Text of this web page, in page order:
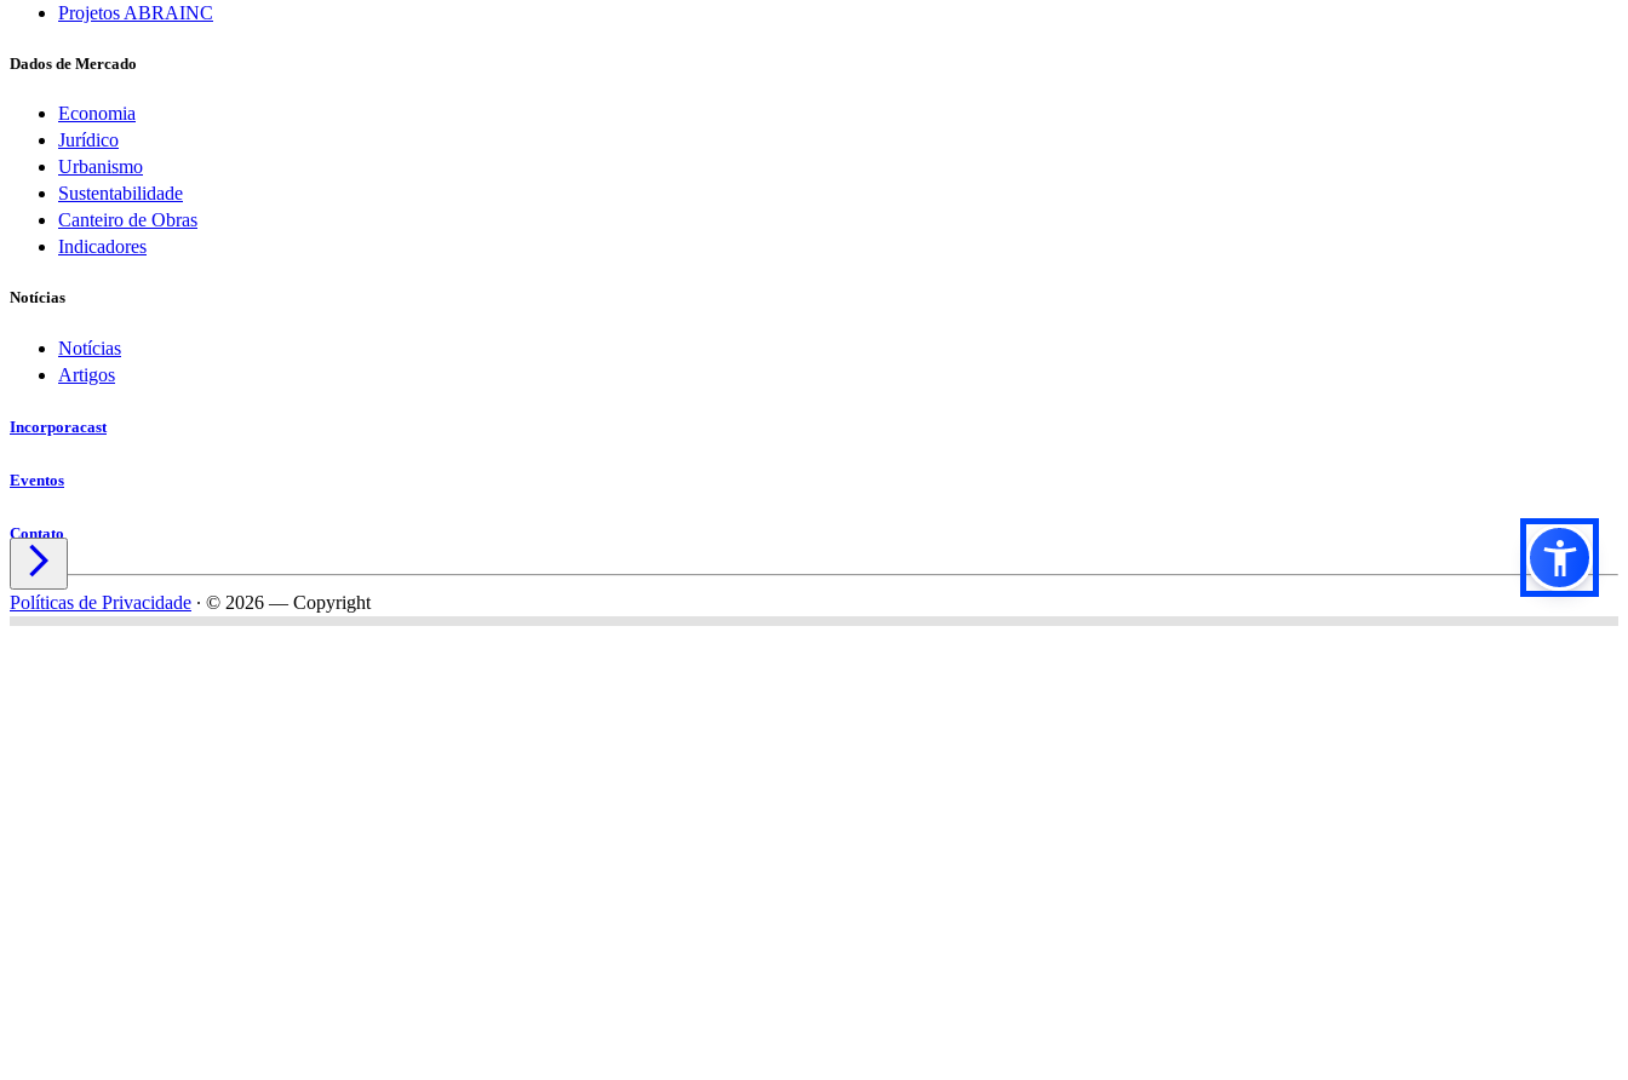
Projetos ABRAINC
Dados de Mercado
Economia
Jurídico
Urbanismo
Sustentabilidade
Canteiro de Obras
Indicadores
Notícias
Notícias
Artigos
Incorporacast
Eventos
Contato

Políticas de Privacidade ∙ © 2026 — Copyright